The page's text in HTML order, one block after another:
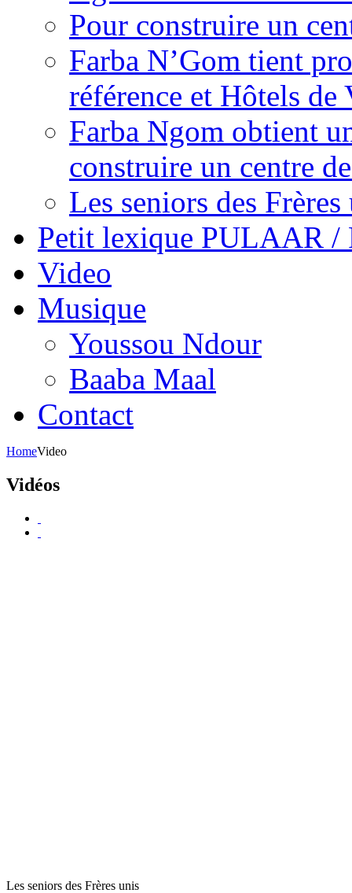
Pour construire un
Farba N’Gom tient
référence et Hôtels
Farba Ngom obtient
construire un centre
Les seniors des Frères
Petit lexique PULAAR
Video
Musique
Youssou Ndour
Baaba Maal
Contact
HomeVideo
Vidéos
Les seniors des Frères unis